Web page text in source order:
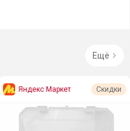
Ещё
Яндекс Маркет Скидки